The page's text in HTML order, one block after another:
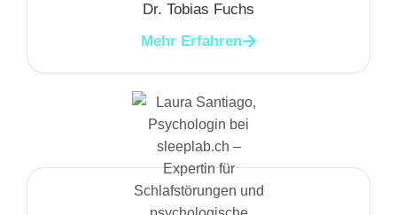
Dr. Tobias Fuchs
Mehr Erfahren